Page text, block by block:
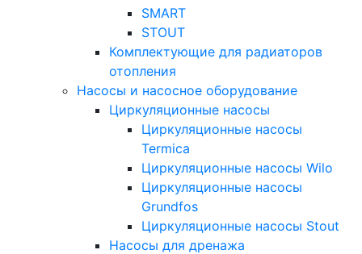
SMART
STOUT
Комплектующие для радиаторов
отопления
Насосы и насосное оборудование
Циркуляционные насосы
Циркуляционные насосы
Termica
Циркуляционные насосы Wilo
Циркуляционные насосы
Grundfos
Циркуляционные насосы Stout
Насосы для дренажа